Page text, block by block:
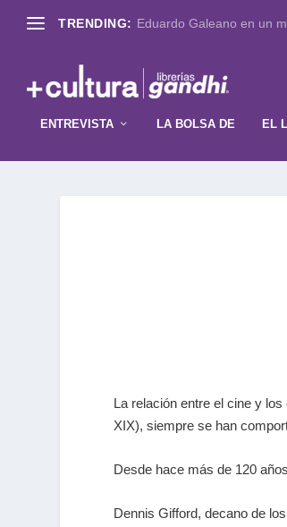
TRENDING: Eduardo Galeano en un
ENTREVISTA LA BOLSA DE EL
La relación entre el cine y
XIX), siempre se han
Desde hace más de 120
Dennis Gifford, decano de